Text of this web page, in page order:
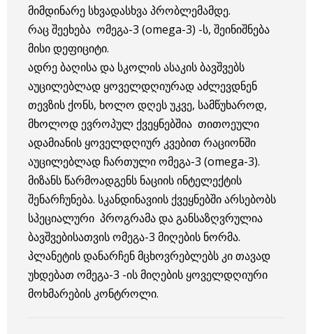
მიმდინარე სხვადასხვა პრობლემამდე.
რაც შეეხება ომეგა-3 (omega-3) -ს, შეინიშნება
მისი დეფიციტი.
ადრე ბაღისა და სკოლის ასაკის ბავშვებს
აუცილებლად ყოველდღიურად აძლევდნენ
თევზის ქონს, ხოლო დღეს უკვე, სამწუხაროდ,
მხოლოდ ევროპულ ქვეყნებშია თითოეული
ადამიანის ყოველდღიურ კვებით რაციონში
აუცილებლად ჩართული ომეგა-3 (omega-3).
მიზანს წარმოადგენს ნაციის ინტელექტის
შენარჩუნება. სკანდინავიის ქვეყნებში არსებობს
სპეციალური პროგრამა და განსაზღვრულია
ბავშვებისათვის ომეგა-3 მიღების ნორმა.
პლანეტის დანარჩენ მცხოვრებლებს კი თავად
უხდებათ ომეგა-3 -ის მიღების ყოველდღიური
მოხმარების კონტროლი.